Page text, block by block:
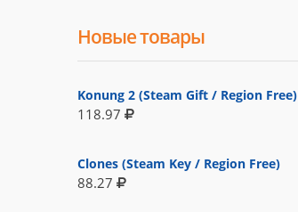
Новые товары
Konung 2 (Steam Gift / Region Free)
118.97
Clones (Steam Key / Region Free)
88.27